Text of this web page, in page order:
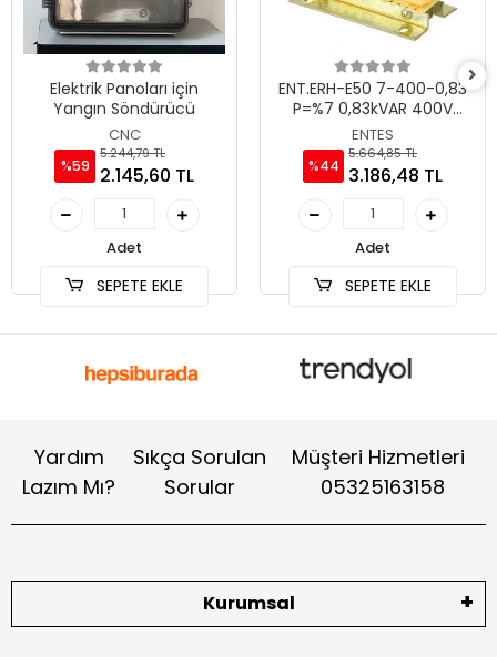
Elektrik Panoları için
Yangın Söndürücü
CNC
%59
5.244,79 TL
2.145,60 TL
Adet
SEPETE EKLE
ENT.ERH-E50 7-400-0,83
P=%7 0,83kVAR 400V
Harmonik Filtre
ENTES
%44
5.664,85 TL
3.186,48 TL
Adet
SEPETE EKLE
Yardım
Lazım Mı?
Sıkça Sorulan
Sorular
Müşteri Hizmetleri
05325163158
Kurumsal